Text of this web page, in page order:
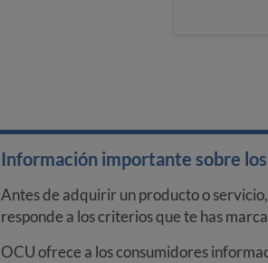
Información importante sobre
Antes de adquirir un producto o
responde a los criterios que te has
OCU ofrece a los consumidores